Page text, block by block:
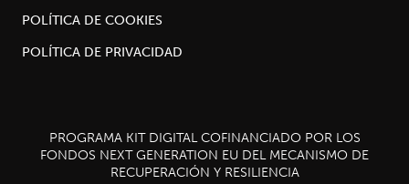
POLÍTICA DE COOKIES
POLÍTICA DE PRIVACIDAD
PROGRAMA KIT DIGITAL COFINANCIADO POR LOS
FONDOS NEXT GENERATION EU DEL MECANISMO DE
RECUPERACIÓN Y RESILIENCIA